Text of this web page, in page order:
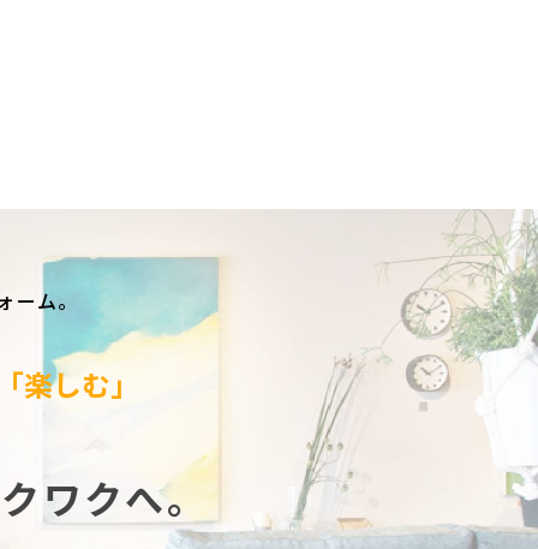
ム。
「楽しむ」
クワクへ。